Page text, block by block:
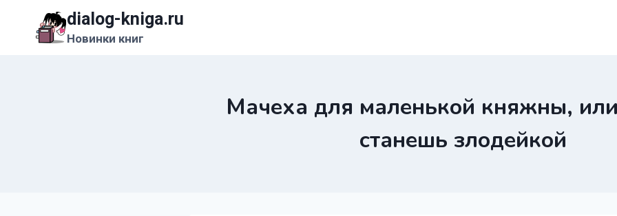
содержимому
dialog-kniga.ru
Новинки книг
Мачеха для маленькой княжны,
станешь злодейкой